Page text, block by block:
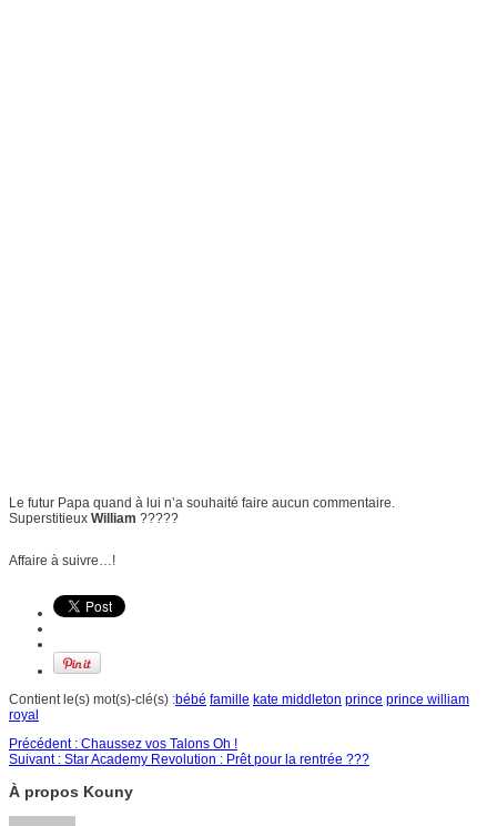
Le futur Papa quand à lui n’a souhaité faire aucun commentaire.
Superstitieux William ?????
Affaire à suivre…!
Contient le(s) mot(s)-clé(s) :bébé famille kate middleton prince prince william
royal
Précédent : Chaussez vos Talons Oh !
Suivant : Star Academy Revolution : Prêt pour la rentrée ???
À propos Kouny